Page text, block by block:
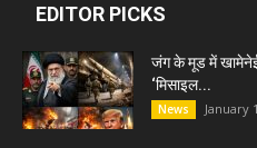
EDITOR PICKS
जंग के मूड में
‘मिसाइल...
News January